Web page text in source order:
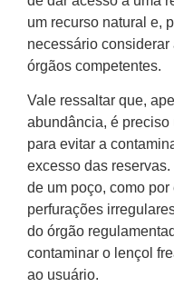
um recurso natural e,
necessário
órgãos competentes.
Vale ressaltar que,
abundância, é preciso
para evitar a
excesso das
de um poço, como
perfurações
do órgão
contaminar o lençol
ao usuário.